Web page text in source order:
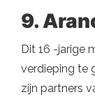
9.
Dit 16 -jarige
verdieping te
zijn partners